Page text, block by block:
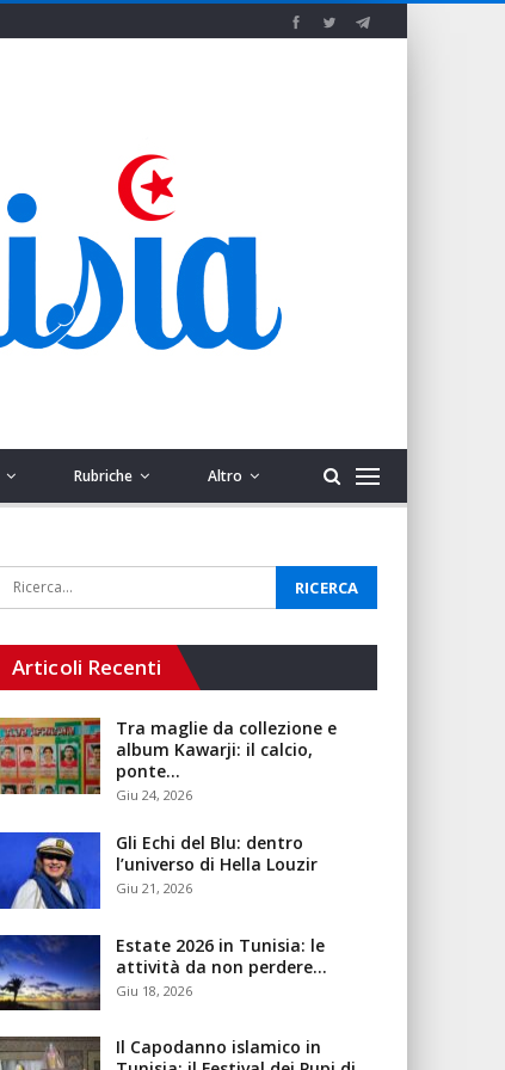
Rubriche Altro
Articoli Recenti
Tra maglie da collezione e
album Kawarji: il calcio,
ponte…
Giu 24, 2026
Gli Echi del Blu: dentro
l’universo di Hella Louzir
Giu 21, 2026
Estate 2026 in Tunisia: le
attività da non perdere…
Giu 18, 2026
Il Capodanno islamico in